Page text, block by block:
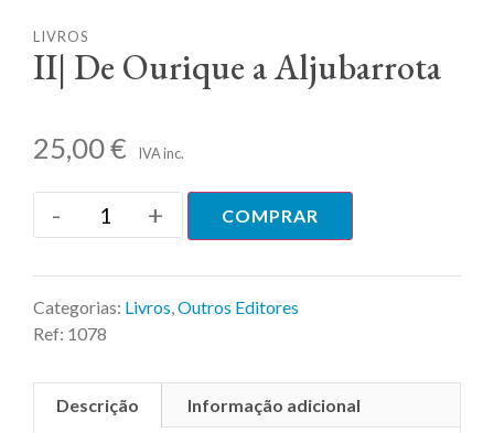
LIVROS
II| De Ourique a Aljubarrota
25,00€ IVA inc.
- + COMPRAR
Categorias: Livros,Outros Editores
Ref: 1078
Descrição Informação adicional